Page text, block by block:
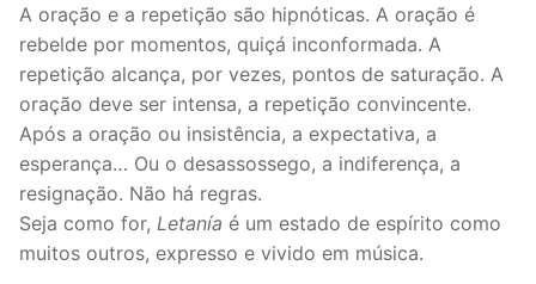
Violoncelo
Contrabaixo
Guitarra
Teclas
Piano
A oração e a repetição são hipnóticas. A oração é
rebelde por momentos, quiçá inconformada. A
repetição alcança, por vezes, pontos de saturação. A
oração deve ser intensa, a repetição convincente.
Após a oração ou insistência, a expectativa, a
esperança… Ou o desassossego, a indiferença, a
resignação. Não há regras.
Seja como for, Letanía é um estado de espírito como
muitos outros, expresso e vivido em música.